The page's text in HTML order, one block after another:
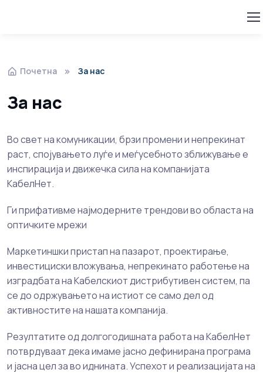
Почетна За нас
За нас
Во свет на комуникации, брзи промени и непрекинат
раст, спојувањето луѓе и меѓусебното зближување е
инспирација и движечка сила на компанијата
КабелНет.
Ги прифативме најмодерните трендови во областа на
оптичките мрежи
Маркетиншки пристап на пазарот, проектирање,
инвестициски вложувања, непрекинато работење на
изградбата на Кабелскиот дистрибутивен систем, па
се до одржувањето на истиот се само дел од
активностите на нашата компанија.
Резултатите од долгогодишната работа на КабелНет
потврдуваат дека имаме јасно дефинирана програма
и јасна цел за во иднината. Успехот и реализацијата на